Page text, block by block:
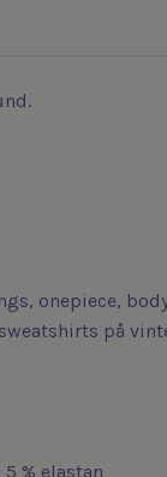
onepiece,
på
% elastan